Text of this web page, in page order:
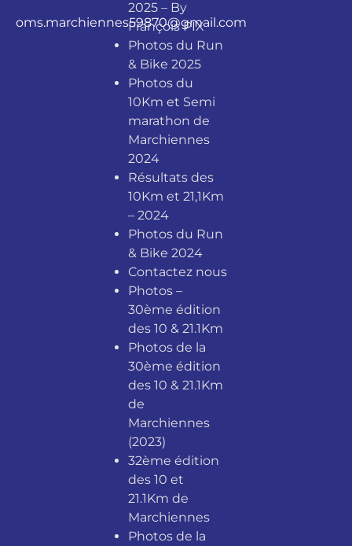
oms.marchiennes59870@gmail.com
2025 – By
François PIX
Photos du Run
& Bike 2025
Photos du
10Km et Semi
marathon de
Marchiennes
2024
Résultats des
10Km et 21,1Km
– 2024
Photos du Run
& Bike 2024
Contactez nous
Photos –
30ème édition
des 10 & 21.1Km
Photos de la
30ème édition
des 10 & 21.1Km
de
Marchiennes
(2023)
32ème édition
des 10 et
21.1Km de
Marchiennes
Photos de la